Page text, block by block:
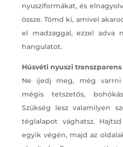
nyusziformákat, és
össze. Tömd ki, amivel
el madzaggal, ezzel adva
hangulatot.
Húsvéti nyuszi transzparens
Ne ijedj meg, még
mégis tetszetős,
Szükség lesz valamilyen
téglalapot vághatsz.
egyik végén, majd az